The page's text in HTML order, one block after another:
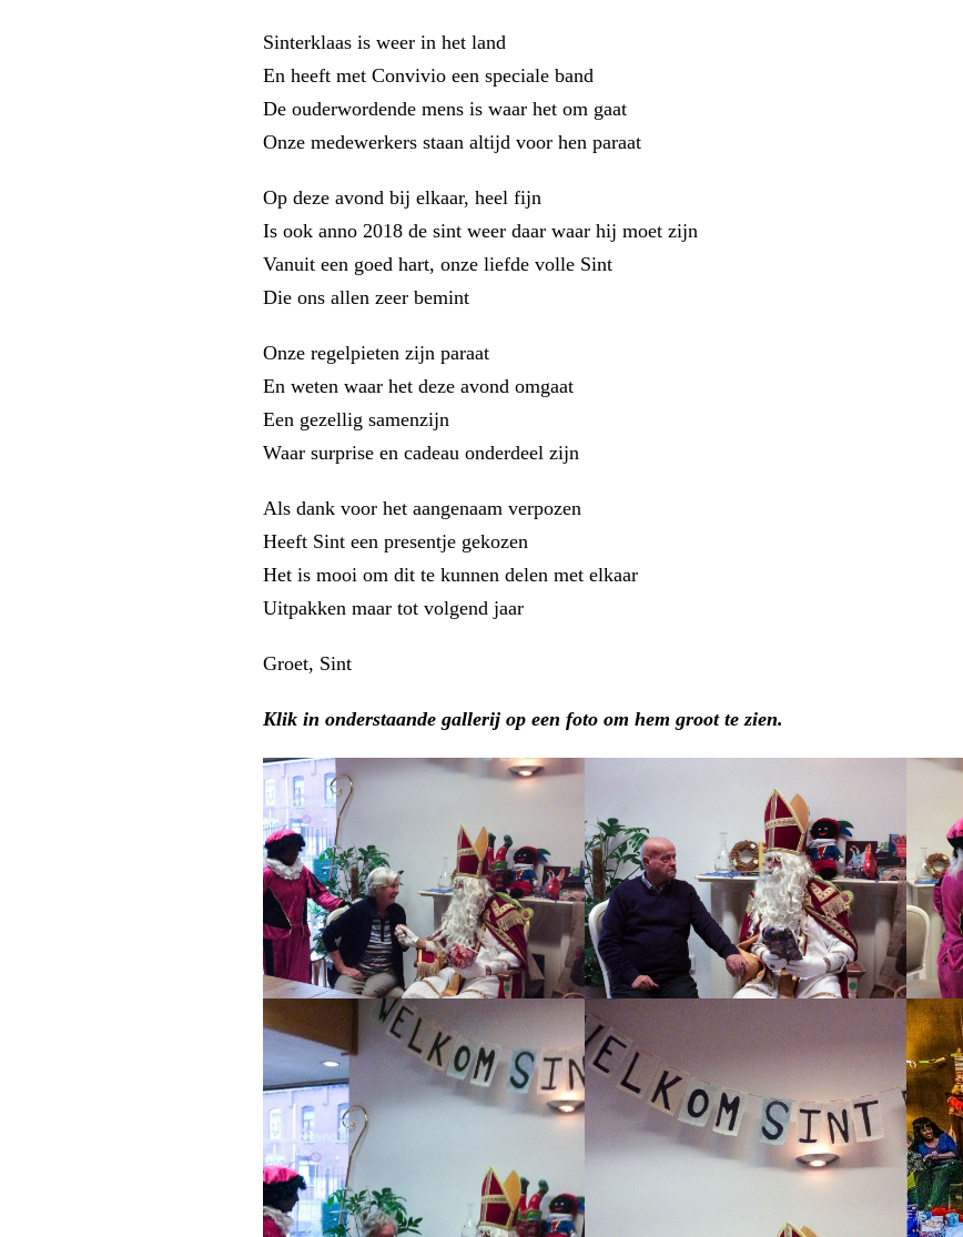
Sinterklaas is weer in het land
En heeft met Convivio een speciale band
De ouderwordende mens is waar het om gaat
Onze medewerkers staan altijd voor hen paraat
Op deze avond bij elkaar, heel fijn
Is ook anno 2018 de sint weer daar waar hij moet zijn
Vanuit een goed hart, onze liefde volle Sint
Die ons allen zeer bemint
Onze regelpieten zijn paraat
En weten waar het deze avond omgaat
Een gezellig samenzijn
Waar surprise en cadeau onderdeel zijn
Als dank voor het aangenaam verpozen
Heeft Sint een presentje gekozen
Het is mooi om dit te kunnen delen met elkaar
Uitpakken maar tot volgend jaar
Groet, Sint
Klik in onderstaande gallerij op een foto om hem groot te zien.